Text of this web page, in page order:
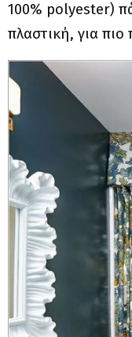
100% polyester)
πλαστική, για